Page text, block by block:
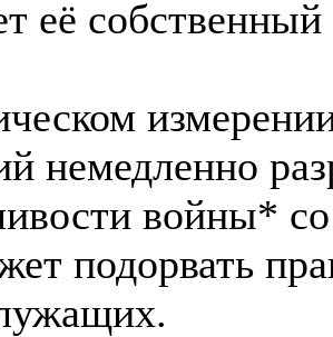
её
немедленно
войны*
подорвать